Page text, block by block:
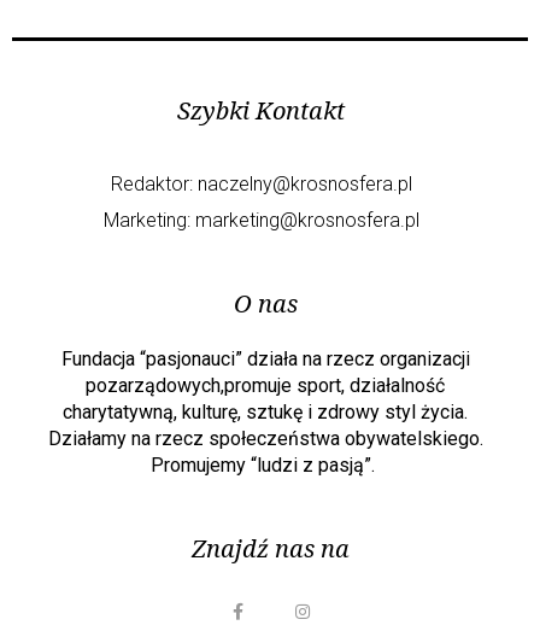
Szybki Kontakt
Redaktor: naczelny@krosnosfera.pl
Marketing: marketing@krosnosfera.pl
O nas
Fundacja “pasjonauci” działa na rzecz organizacji
pozarządowych,promuje sport, działalność
charytatywną, kulturę, sztukę i zdrowy styl życia.
Działamy na rzecz społeczeństwa obywatelskiego.
Promujemy “ludzi z pasją”.
Znajdź nas na